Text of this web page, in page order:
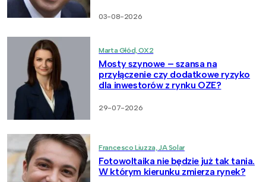
03-08-2026
Marta Głód, OX2
Mosty szynowe – szansa na
przyłączenie czy dodatkowe ryzyko
dla inwestorów z rynku OZE?
29-07-2026
Francesco Liuzza, JA Solar
Fotowoltaika nie będzie już tak tania.
W którym kierunku zmierza rynek?